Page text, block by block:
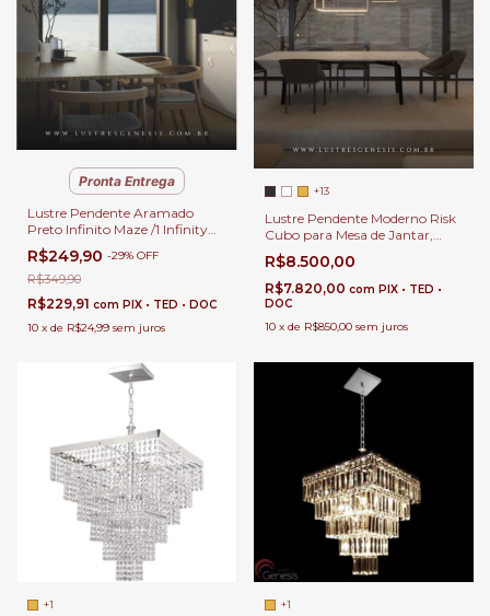
Pronta Entrega
Lustre Pendente Aramado
Preto Infinito Maze /1 Infinity
Para Mesa de Jantar, Sala de
Estar, Balcão, Cabeceira
de Cama, Banheiro e Lavabo
R$249,90 -29% OFF
R$349,90
R$229,91 com PIX • TED • DOC
10 x de R$24,99 sem juros
+13
Lustre Pendente Moderno Risk
Cubo para Mesa de Jantar,
Quartos, Salas, Escritório e
Apartamento
R$8.500,00
R$7.820,00 com PIX • TED •
DOC
10 x de R$850,00 sem juros
+1 +1